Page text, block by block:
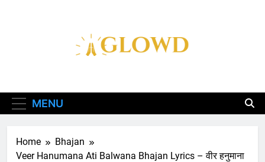
Aarti, Katha Aur
Chalisa Hindi Me
MENU
Home
Bhajan
Veer Hanumana Ati Balwana Bhajan Lyrics – वीर हनुमाना